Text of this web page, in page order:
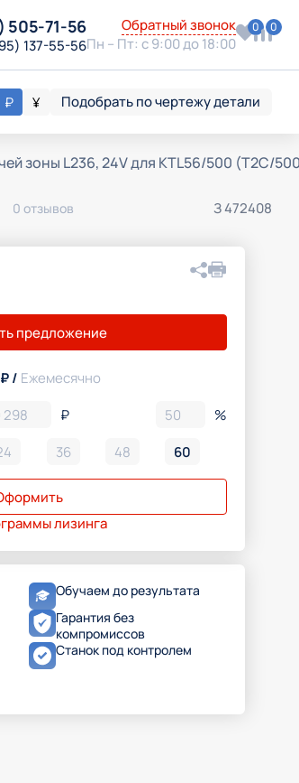
505-71-56
137-55-56
Обратный звонок
Пн – Пт: с 9:00 до 18:00
0 0
₽ ¥ Подобрать по чертежу детали
зоны L236, 24V для KTL56/500 (T2C/
0 отзывов З 472408
предложение
₽ / Ежемесячно
₽
%
36 48 60
лизинга
Обучаем до результата
Гарантия без
компромиссов
Станок под контролем